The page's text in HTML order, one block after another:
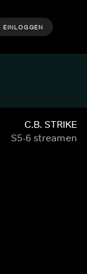
EINLOGGEN
C.B. STRIKE
S5-6 streamen